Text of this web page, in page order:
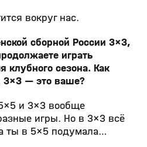
вокруг нас.
сборной России 3×3,
играть
клубного сезона. Как
3×3 — это ваше?
и 3×3 вообще
игры. Но в 3×3 всё
ты в 5×5 подумала…